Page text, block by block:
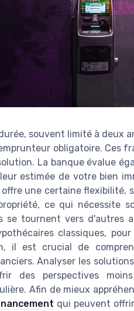
souvent limité à deux
obligatoire. Ces
La banque évalue
estimée de votre bien
une certaine flexibilité,
ce qui nécessite
se tournent vers d'autres
classiques,
il est crucial de
Analyser les
des perspectives
Afin de mieux
qui peuvent